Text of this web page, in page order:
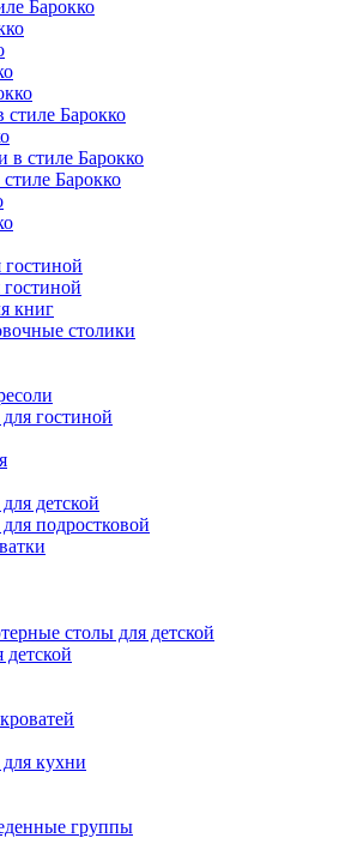
Барокко
Барокко
в стиле Барокко
Барокко
книг
столики
гостиной
детской
подростковой
столы для детской
кухни
группы